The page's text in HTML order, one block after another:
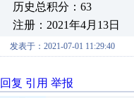
历史总积分：63
注册：2021年4月13日
发表于：2021-07-01 11:29:40
回复 引用 举报